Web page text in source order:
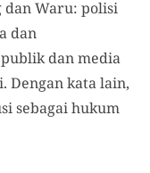
Waru: polisi
dan
dan media
Dengan kata lain,
sebagai hukum